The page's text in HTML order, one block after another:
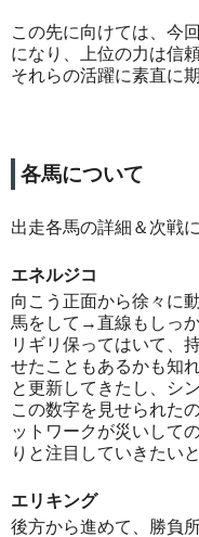
この先に向けては、今
になり、上位の力は信
それらの活躍に素直に
各馬について
出走各馬の詳細＆次戦
エネルジコ
向こう正面から徐々に
馬をして→直線もしっ
リギリ保ってはいて、
せたこともあるかも知
と更新してきたし、シ
この数字を見せられた
ットワークが災いして
りと注目していきたいと
エリキング
後方から進めて、勝負